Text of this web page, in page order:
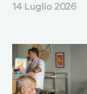
14 Luglio 2026